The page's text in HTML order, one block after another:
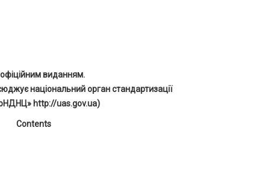
виданням.
національний орган стандартизації
http://uas.gov.ua)
Contents